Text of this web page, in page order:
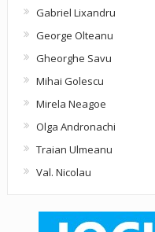
Gabriel Lixandru
George Olteanu
Gheorghe Savu
Mihai Golescu
Mirela Neagoe
Olga Andronachi
Traian Ulmeanu
Val. Nicolau